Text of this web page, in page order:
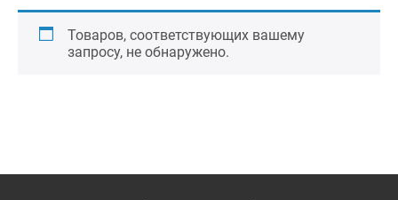
Товаров, соответствующих вашему
запросу, не обнаружено.